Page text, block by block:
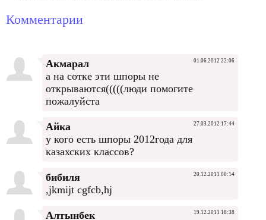
Комментарии
Акмарал 01.06.2012 22:06
а на сотке эти шпоры не
открываются(((((люди помогите
пожалуйста
Айка 27.03.2012 17:44
у кого есть шпоры 2012года для
казахских классов?
бибиля 20.12.2011 00:14
,jkmijt cgfcb,hj
Алтынбек 19.12.2011 18:38